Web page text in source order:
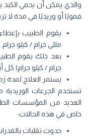
والذي يمكن أن يحمي الكبد
فمويًا أو وريديًا في مدة
مللي جرام / كيلو جرام.
جرام / كيلو جرام) كل
يستمر العلاج لمدة
تستخدم الجرعات
العديد من المؤسسات
خاص في هذه الحالات:
حدوث تقلبات